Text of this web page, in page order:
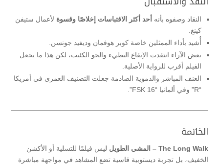
النقاد وصفوه بأنه أحد أكثر الاقتباسات إخلاصًا وقسوة لأعمال ستيفن
كينغ.
أُشيد بأداء الممثلين خاصة كوبر هوفمان وديفيد جونسن.
بعض الآراء انتقدت الإيقاع البطيء والجو الكئيب، لكن هذا ما يجعل
الفيلم أقرب للرواية الأصلية.
العنف المباشر والدموية الصادمة جعلت التصنيف العمري في أمريكا
“R” وفي ألمانيا “FSK 16”.
الخاتمة
The Long Walk – المشي الطويل
ليس فيلمًا للتسلية أو الأكشن
الخفيف، بل تجربة ديستوبية قاسية تضع المشاهد في مواجهة مباشرة